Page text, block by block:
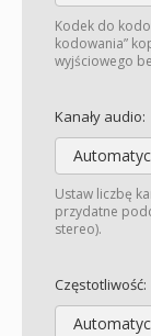
Kodek do
kodowania”
wyjściowego
Kanały audio:
Ustaw liczbę
przydatne
stereo).
Częstotliwość: